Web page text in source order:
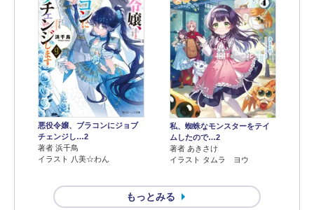
悪役令嬢、ブラコンにジョブ
チェンジし…2
著者 浜千鳥
イラスト 八美☆わん
私、蜘蛛なモンスターをテイ
ムしたので…2
著者 あきさけ
イラスト タムラ ヨウ
もっとみる